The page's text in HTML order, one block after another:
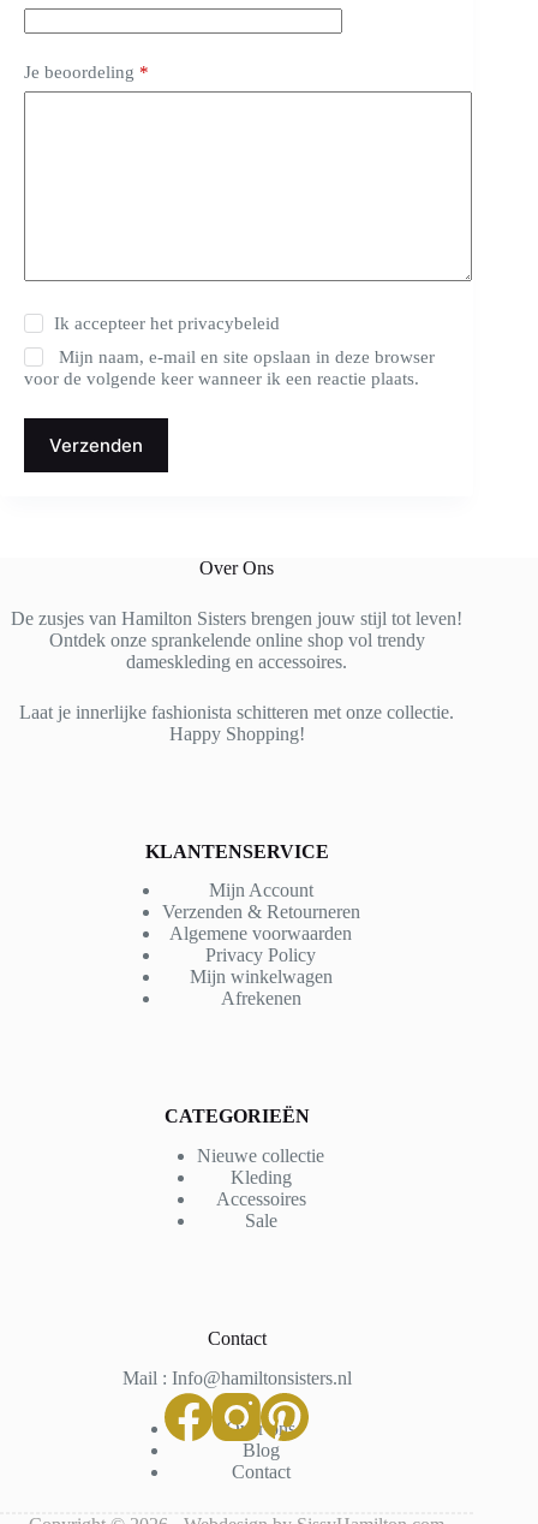
Je beoordeling *
Ik accepteer hetprivacybeleid
Mijn naam, e-mail en site opslaan in deze browser
voor de volgende keer wanneer ik een reactie plaats.
Verzenden
Over Ons
De zusjes van Hamilton Sisters brengen jouw stijl tot leven!
Ontdek onze sprankelende online shop vol trendy
dameskleding en accessoires.
Laat je innerlijke fashionista schitteren met onze collectie.
Happy Shopping!
KLANTENSERVICE
Mijn Account
Verzenden & Retourneren
Algemene voorwaarden
Privacy Policy
Mijn winkelwagen
Afrekenen
CATEGORIEËN
Nieuwe collectie
Kleding
Accessoires
Sale
Contact
Mail : Info@hamiltonsisters.nl
Over ons
Blog
Contact